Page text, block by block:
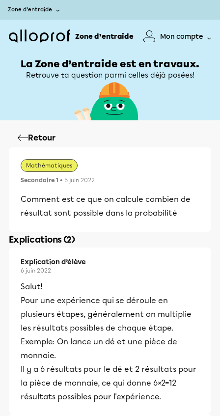
Zone d’entraide
Zone d’entraide Mon compte
La Zone d’entraide est en travaux.
Retrouve ta question parmi celles déjà posées!
Retour
Mathématiques
Secondaire 1 • 5 juin 2022
Comment est ce que on calcule combien de
résultat sont possible dans la probabilité
Explications (2)
Explication d’élève
6 juin 2022
Salut!
Pour une expérience qui se déroule en
plusieurs étapes, généralement on multiplie
les résultats possibles de chaque étape.
Exemple: On lance un dé et une pièce de
monnaie.
Il y a 6 résultats pour le dé et 2 résultats pour
la pièce de monnaie, ce qui donne 6×2=12
résultats possibles pour l'expérience.